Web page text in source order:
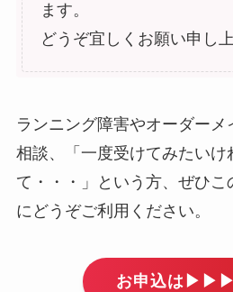
ます。
どうぞ宜しくお願い申し上
ランニング障害やオーダー
相談、「一度受けてみたいけ
て・・・」という方、ぜひこ
にどうぞご利用ください。
お申込は▶▶▶